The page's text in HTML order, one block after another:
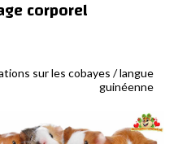
corporel
sur les cobayes /langue
guinéenne